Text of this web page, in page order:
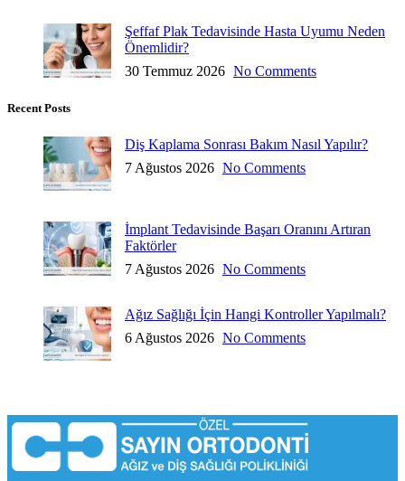
Şeffaf Plak Tedavisinde Hasta Uyumu Neden
Önemlidir?
30 Temmuz 2026 No Comments
Recent Posts
Diş Kaplama Sonrası Bakım Nasıl Yapılır?
7 Ağustos 2026 No Comments
İmplant Tedavisinde Başarı Oranını Artıran
Faktörler
7 Ağustos 2026 No Comments
Ağız Sağlığı İçin Hangi Kontroller Yapılmalı?
6 Ağustos 2026 No Comments